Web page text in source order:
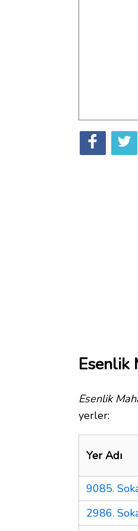
Esenlik
Esenlik
yerler:
Yer Adı
9085.
2986.